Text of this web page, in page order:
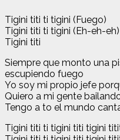
Tigini titi ti tigini (Fuego)
Tigini titi ti tigini (Eh-eh-eh)
Tigini titi
Siempre que monto una
escupiendo fuego
Yo soy mi propio jefe
Quiero a mi gente
Tengo a to el mundo
Tigini titi ti tigini titi tigini